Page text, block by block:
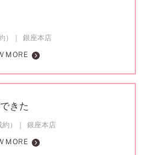
）
銀座本店
MORE
きた
）
銀座本店
MORE